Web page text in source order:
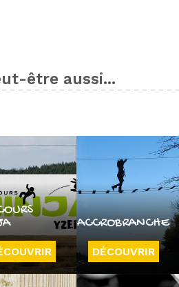
être aussi...
ACCROBRANCHE
DÉCOUVRIR